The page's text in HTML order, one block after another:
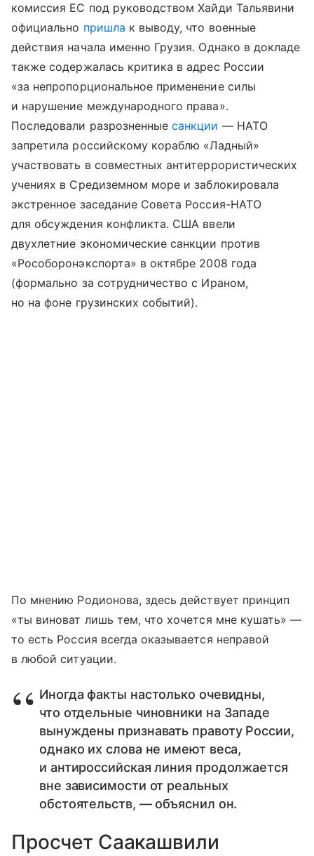
комиссия ЕС под руководством Хайди Тальявини
официально пришла к выводу, что военные
действия начала именно Грузия. Однако в докладе
также содержалась критика в адрес России
«за непропорциональное применение силы
и нарушение международного права».
Последовали разрозненныесанкции — НАТО
запретила российскому кораблю «Ладный»
участвовать в совместных антитеррористических
учениях в Средиземном море и заблокировала
экстренное заседание Совета Россия-НАТО
для обсуждения конфликта. США ввели
двухлетние экономические санкции против
«Рособоронэкспорта» в октябре 2008 года
(формально за сотрудничество с Ираном,
но на фоне грузинских событий).
По мнению Родионова, здесь действует принцип
«ты виноват лишь тем, что хочется мне кушать» —
то есть Россия всегда оказывается неправой
в любой ситуации.
Иногда факты настолько очевидны,
что отдельные чиновники на Западе
вынуждены признавать правоту России,
однако их слова не имеют веса,
и антироссийская линия продолжается
вне зависимости от реальных
обстоятельств, — объяснил он.
Просчет Саакашвили